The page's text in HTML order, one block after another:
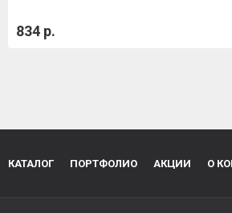
834 р.
КАТАЛОГ ПОРТФОЛИО АКЦИИ О